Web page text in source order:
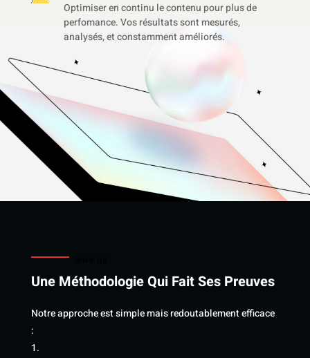
Optimiser en continu le contenu pour plus de
perfomance. Vos résultats sont mesurés,
analysés, et constamment améliorés.
Une Méthodologie Qui Fait Ses Preuves
Notre approche est simple mais redoutablement efficace
: